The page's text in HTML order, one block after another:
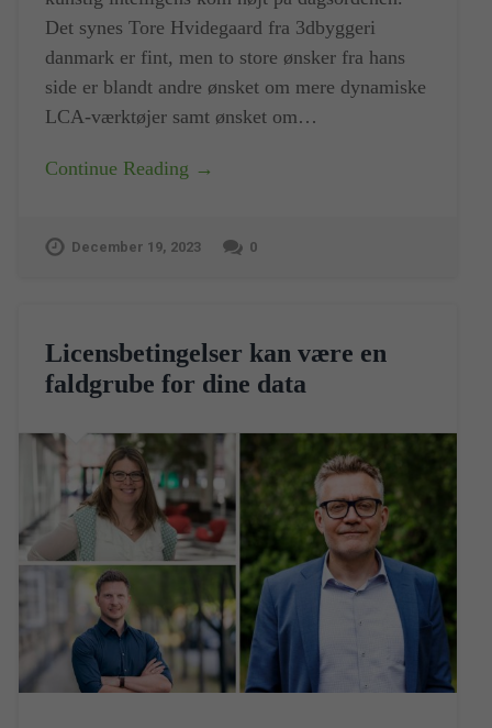
Det synes Tore Hvidegaard fra 3dbyggeri
danmark er fint, men to store ønsker fra hans
side er blandt andre ønsket om mere dynamiske
LCA-værktøjer samt ønsket om…
Continue Reading →
December 19, 2023 0
Licensbetingelser kan være en
faldgrube for dine data